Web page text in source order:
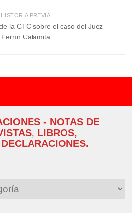
HISTORIA PREVIA
la CTC sobre el caso del Juez
Ferrín Calamita
- NOTAS DE
LIBROS,